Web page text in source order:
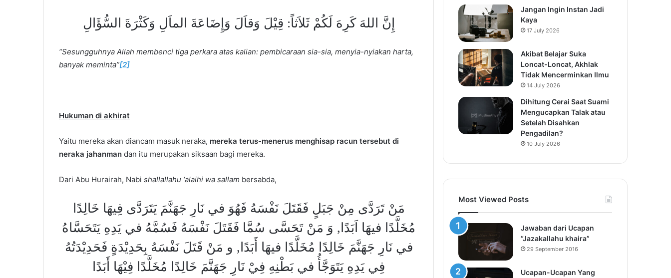
إِنَّ اللهَ كَرِهَ لَكُمْ ثَلاَثاً: قِيْلَ وَقاَلَ وَإِضَاعَةَ الماَلِ وَكَثْرَةَ السُّؤَالِ
“Sesungguhnya Allah membenci tiga perkara atas kalian: pembicaraan sia-sia, menyia-nyiakan harta,
banyak meminta”[2]
Hukuman di akhirat
Yaitu mereka akan diancam masuk neraka, mereka terus-menerus menghisap racun tersebut di
neraka jahanman dan itu merupakan siksaan bagi mereka.
Dari Abu Hurairah, Nabi shallallahu ‘alaihi wa sallam bersabda,
مَنْ تَرَدَّى مِنْ جَبَلٍ فَقَتَلَ نَفْسَهُ فَهُوَ في نَارِ جَهَنَّمَ يَتَرَدَّى فِيهَا خَالِدًا
مُخَلَّدًا فيهَا اَبَدًا, وَ مَنْ تَحَسَّى سُمَّا فَقَتَلَ نَفْسَهُ فَسُمَّهُ في يَدِهِ يَتَحَسَّاهُ
في نَارِ جَهَنَّمَ خَالِدًا مُخَلَّدًا فيهَا أَبَدًا, و مَنْ قَتَلَ نَفْسَهُ بِحَدِيْدَةٍ فَحَدِيْدَتُهُ
فِي يَدِهِ يَتَوَجَّأُ في بَطْنِهِ فِيْ نَارِ جَهَنَّمَ خَالِدًا مُخَلَّدًا فِيْهَا أَبَدًا
Jangan Ingin Instan Jadi
Kaya
17 July 2026
Akibat Belajar Suka
Loncat-Loncat, Akhlak
Tidak Mencerminkan Ilmu
14 July 2026
Dihitung Cerai Saat Suami
Mengucapkan Talak atau
Setelah Disahkan
Pengadilan?
10 July 2026
Most Viewed Posts
Jawaban dari Ucapan
“Jazakallahu khaira”
29 September 2016
Ucapan-Ucapan Yang